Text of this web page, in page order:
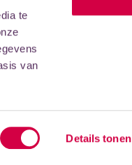
te
van
Details tonen